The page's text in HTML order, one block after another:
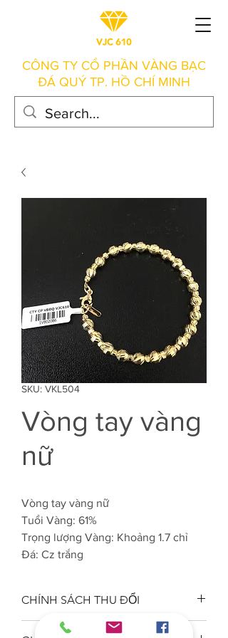
CÔNG TY CỔ PHẦN VÀNG BẠC
ĐÁ QUÝ TP. HỒ CHÍ MINH
SKU: VKL504
Vòng tay vàng
nữ
Vòng tay vàng nữ
Tuổi Vàng: 61%
Trọng lượng Vàng: Khoảng 1.7 chỉ
Đá: Cz trắng
CHÍNH SÁCH THU ĐỔI
Công ty VJC 610 đảm bảo chất